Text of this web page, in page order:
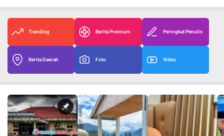
Trending Berita Premium Peringkat Penulis
Berita Daerah Foto Video